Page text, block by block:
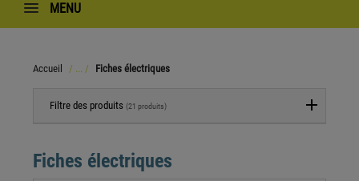
MENU
Accueil Fiches électriques
Filtre des produits (21 produits)
Fiches électriques